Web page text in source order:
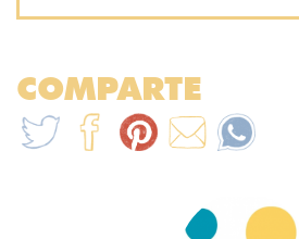
COMPARTE